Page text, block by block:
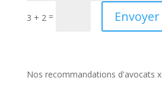
3 + 2 = Envoyer
Nos recommandations d'avocats x